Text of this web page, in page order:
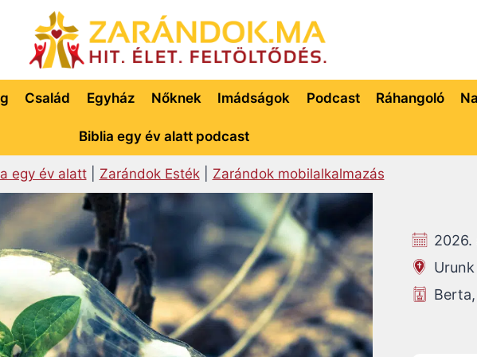
Család Egyház Nőknek Imádságok Podcast Ráhangoló
Biblia egy év alatt podcast
egy év alatt| Zarándok Esték| Zarándok mobilalkalmazás
2026.